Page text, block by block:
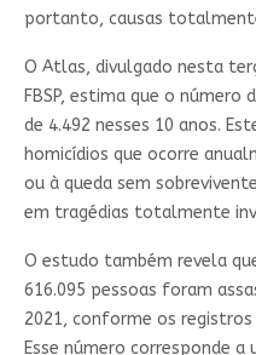
portanto, causas
O Atlas, divulgado nesta
FBSP, estima que o
de 4.492 nesses 10 anos.
homicídios que ocorre
ou à queda sem
em tragédias totalmente
O estudo também revela
616.095 pessoas foram
2021, conforme os
Esse número corresponde